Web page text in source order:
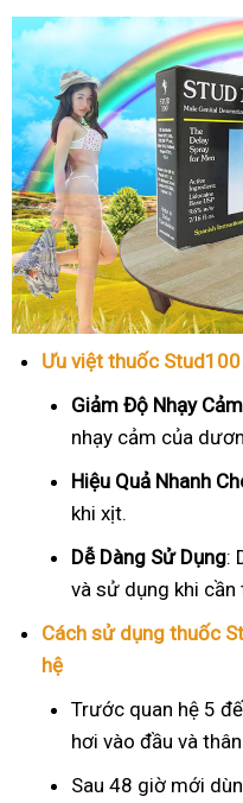
Ưu việt thuốc
Giảm Độ Nhạy Cảm
nhạy cảm của
Hiệu Quả Nhanh
khi xịt.
Dễ Dàng Sử Dụng:
và sử dụng khi cần
Cách sử dụng thuốc
hệ
Trước quan hệ 5
hơi vào đầu và
Sau 48 giờ mới